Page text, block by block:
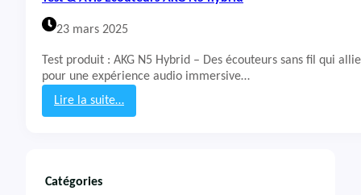
23 mars 2025
Test produit : AKG N5 Hybrid – Des écouteurs sans fil qui
pour une expérience audio immersive…
Lire la suite…
:
Catégories